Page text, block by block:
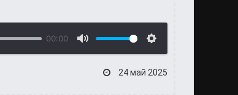
00:00
24 май 2025